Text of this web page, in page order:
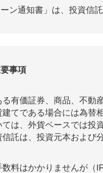
ン通知書」は、投資信
事項
有価証券、商品、不動
てである場合には為替
は、外貨ベースでは投
託は、投資元本および
料はかかりませんが（